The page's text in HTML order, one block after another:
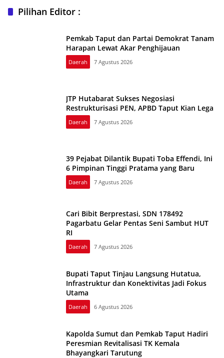
Pilihan Editor :
Pemkab Taput dan Partai Demokrat Tanam
Harapan Lewat Akar Penghijauan
Daerah 7 Agustus 2026
JTP Hutabarat Sukses Negosiasi
Restrukturisasi PEN, APBD Taput Kian Lega
Daerah 7 Agustus 2026
39 Pejabat Dilantik Bupati Toba Effendi, Ini
6 Pimpinan Tinggi Pratama yang Baru
Daerah 7 Agustus 2026
Cari Bibit Berprestasi, SDN 178492
Pagarbatu Gelar Pentas Seni Sambut HUT
RI
Daerah 7 Agustus 2026
Bupati Taput Tinjau Langsung Hutatua,
Infrastruktur dan Konektivitas Jadi Fokus
Utama
Daerah 6 Agustus 2026
Kapolda Sumut dan Pemkab Taput Hadiri
Peresmian Revitalisasi TK Kemala
Bhayangkari Tarutung